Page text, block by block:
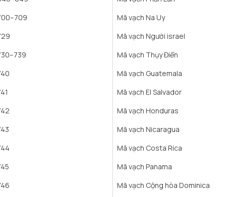
Mã vạch Na Uy
Mã vạch Người israel
Mã vạch Thụy Điển
Mã vạch Guatemala
Mã vạch El Salvador
Mã vạch Honduras
Mã vạch Nicaragua
Mã vạch Costa Rica
Mã vạch Panama
Mã vạch Cộng hòa Dominica